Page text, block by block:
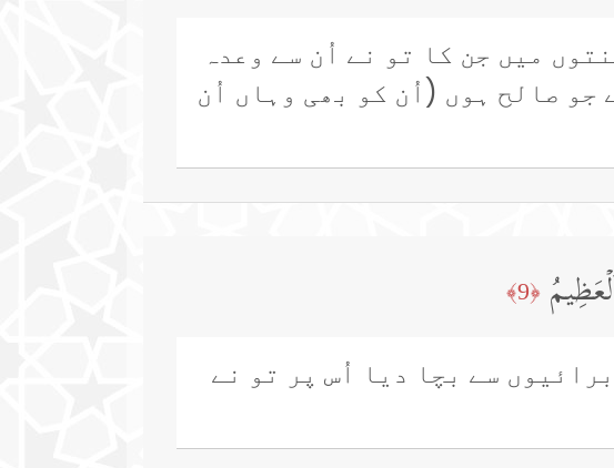
میں جن کا تو نے اُن سے وعدہ
جو صالح ہوں (اُن کو بھی وہاں اُن
﴿9﴾
سے بچا دیا اُس پر تو نے